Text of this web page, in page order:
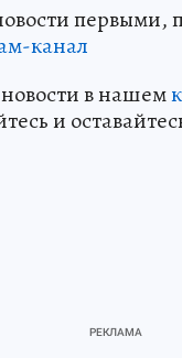
первыми,
канал
в нашем
и